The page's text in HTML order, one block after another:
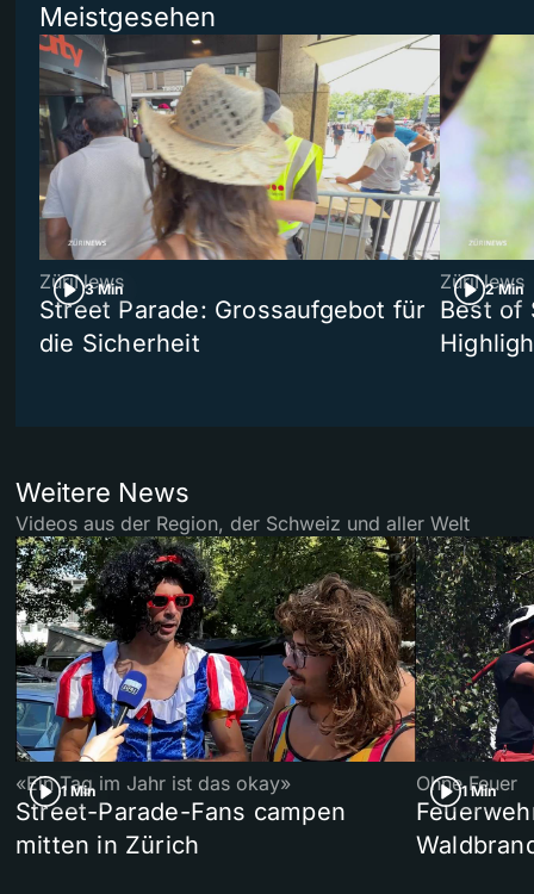
Meistgesehen
3 Min
ZüriNews
Street Parade: Grossaufgebot für
die Sicherheit
2 Min
ZüriNews
Best of
Weitere News
Videos aus der Region, der Schweiz und aller Welt
1 Min
«Ein Tag im Jahr ist das okay»
Street-Parade-Fans campen
mitten in Zürich
1 Min
Ohne Feuer